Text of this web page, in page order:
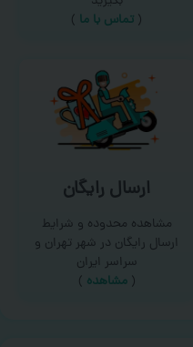
( تماس با ما )
ارسال رایگان
مشاهده محدوده و شرایط
ارسال رایگان در شهر تهران و
سراسر ایران
(مشاهده )